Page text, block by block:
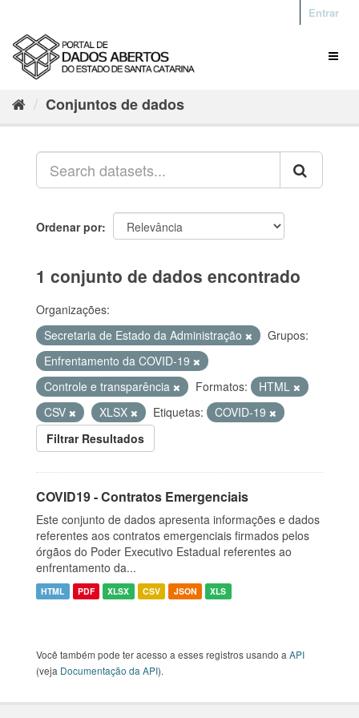
Entrar
Conjuntos de dados
Ordenar por
1 conjunto de dados encontrado
Organizações:
Secretaria de Estado da Administração
Grupos:
Enfrentamento da COVID-19
Controle e transparência
Formatos:
HTML
CSV
XLSX Etiquetas:
COVID-19
Filtrar Resultados
COVID19 - Contratos Emergenciais
Este conjunto de dados apresenta informações e dados
referentes aos contratos emergenciais firmados pelos
órgãos do Poder Executivo Estadual referentes ao
enfrentamento da...
HTML PDF XLSX CSV JSON XLS
Você também pode ter acesso a esses registros usando a API
(veja Documentação da API).